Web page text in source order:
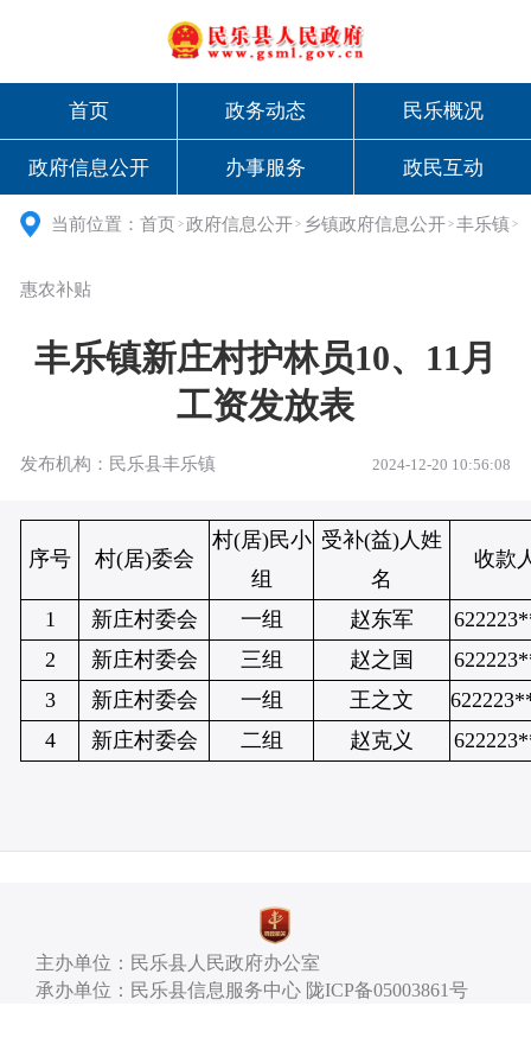
首页 政务动态 民乐概况
政府信息公开 办事服务 政民互动
当前位置：首页 > 政府信息公开 > 乡镇政府信息公开 >丰乐镇 >
惠农补贴
丰乐镇新庄村护林员10、11月
工资发放表
发布机构：民乐县丰乐镇 2024-12-20 10:56:08
序号 村(居)委会
村(居)民小
组
受补(益)人姓
名
收款
1 新庄村委会 一组 赵东军
2
新庄村委会 三组 赵之国
3
新庄村委会 一组 王之文
4
新庄村委会 二组 赵克义
主办单位：民乐县人民政府办公室
承办单位：民乐县信息服务中心 陇ICP备05003861号